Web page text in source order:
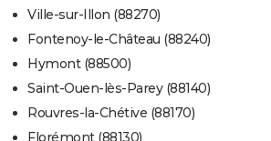
Ville-sur-Illon (88270)
Fontenoy-le-Château (88240)
Hymont (88500)
Saint-Ouen-lès-Parey (88140)
Rouvres-la-Chétive (88170)
Florémont (88130)